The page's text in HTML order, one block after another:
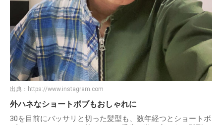
出典： https://www.instagram.com
外ハネなショートボブもおしゃれに
30を目前にバッサリと切った髪型も、数年経つとショートボ